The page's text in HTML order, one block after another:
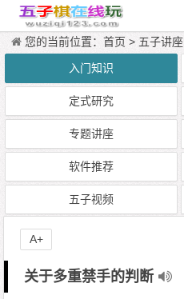
您的当前位置：首页 > 五子讲座
入门知识
定式研究
专题讲座
软件推荐
五子视频
关于多重禁手的判断
A+